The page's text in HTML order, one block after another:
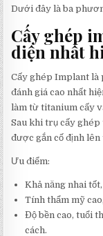
Dưới đây là ba
Cấy ghép
diện nhất
Cấy ghép Implant
đánh giá cao nhất
làm từ titanium cấy
Sau khi trụ cấy
được gắn cố định lên
Ưu điểm:
Khả năng nhai
Tính thẩm mỹ
Độ bền cao, tuổi
cách.